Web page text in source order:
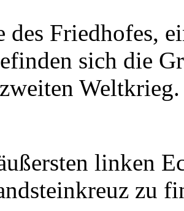
des Friedhofes,
sich die
Weltkrieg.
linken
zu